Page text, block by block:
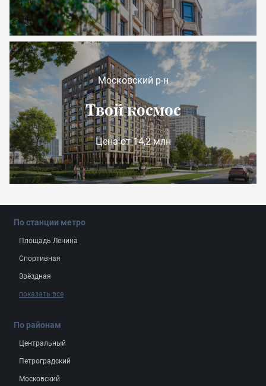
Московский р-н
Твой космос
Цена от 14,2 млн
По станции метро
Площадь Ленина
Спортивная
Звёздная
показать все
По районам
Центральный
Петроградский
Московский